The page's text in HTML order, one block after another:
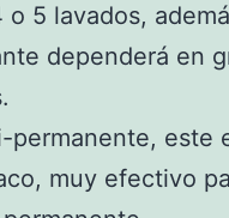
o 5 lavados,
dependerá en
permanente, este
muy efectivo